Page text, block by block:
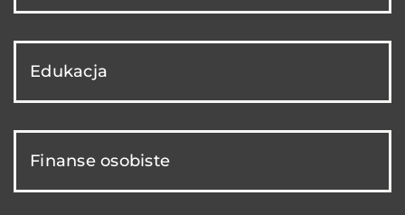
Edukacja
Finanse osobiste